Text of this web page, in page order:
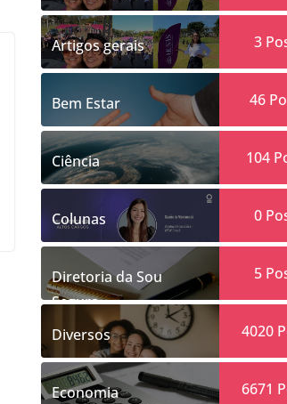
Artigos gerais 3
Bem Estar 46
Ciência 104
Colunas 0
Diretoria da Sou
Segura
5
Diversos 4020
Economia 6671